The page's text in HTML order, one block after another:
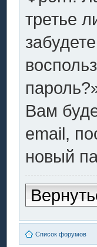
третье
Вам
email,
новый
Список форумов